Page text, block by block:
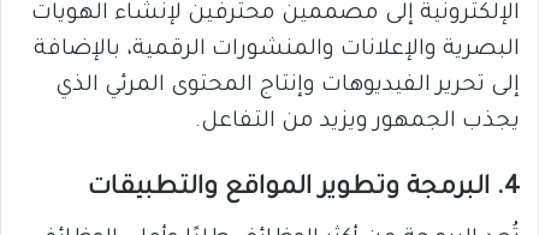
الإلكترونية إلى مصممين محترفين لإنشاء الهويات
البصرية والإعلانات والمنشورات الرقمية، بالإضافة
إلى تحرير الفيديوهات وإنتاج المحتوى المرئي الذي
يجذب الجمهور ويزيد من التفاعل.
4. البرمجة وتطوير المواقع والتطبيقات